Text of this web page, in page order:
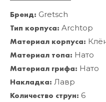
Бренд: Gretsch
Тип корпуса: Archtop
Материал корпуса:
Материал топа: Нато
Материал грифа: Нато
Накладка: Лавр
Количество струн: 6